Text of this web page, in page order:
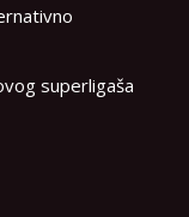
superligaša